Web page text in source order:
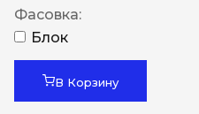
Фасовка:
Блок
В Корзину